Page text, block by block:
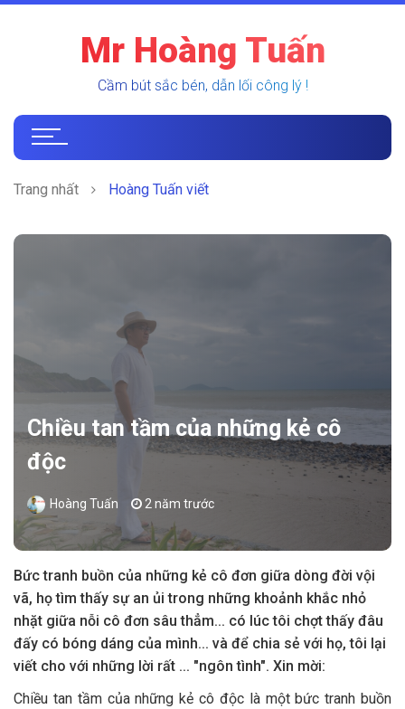
Mr Hoàng Tuấn
Cầm bút sắc bén, dẫn lối công lý !
Trang nhất Hoàng Tuấn viết
Chiều tan tầm của những kẻ cô
độc
Hoàng Tuấn 2 năm trước
Bức tranh buồn của những kẻ cô đơn giữa dòng đời vội
vã, họ tìm thấy sự an ủi trong những khoảnh khắc nhỏ
nhặt giữa nỗi cô đơn sâu thẳm... có lúc tôi chợt thấy đâu
đấy có bóng dáng của mình... và để chia sẻ với họ, tôi lại
viết cho với những lời rất ... "ngôn tình". Xin mời:
Chiều tan tầm của những kẻ cô độc là một bức tranh buồn